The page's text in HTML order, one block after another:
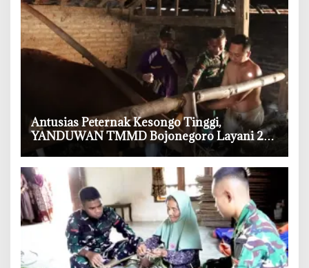
‎Antusias Peternak Kesongo Tinggi,
YANDUWAN TMMD Bojonegoro Layani 278
Ternak